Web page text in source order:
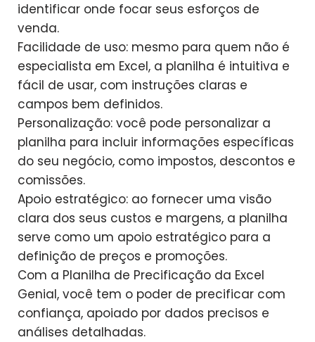
identificar onde focar seus esforços de
venda.
Facilidade de uso: mesmo para quem não é
especialista em Excel, a planilha é intuitiva e
fácil de usar, com instruções claras e
campos bem definidos.
Personalização: você pode personalizar a
planilha para incluir informações específicas
do seu negócio, como impostos, descontos e
comissões.
Apoio estratégico: ao fornecer uma visão
clara dos seus custos e margens, a planilha
serve como um apoio estratégico para a
definição de preços e promoções.
Com a Planilha de Precificação da Excel
Genial, você tem o poder de precificar com
confiança, apoiado por dados precisos e
análises detalhadas.